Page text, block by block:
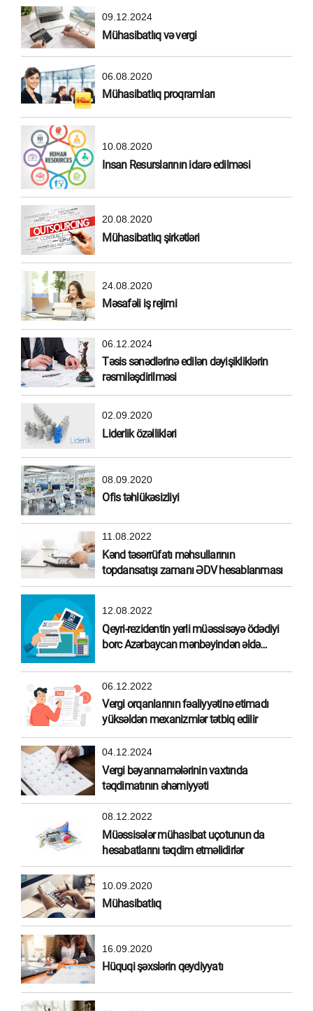
09.12.2024
Mühasibatlıq və vergi
06.08.2020
Mühasibatlıq proqramları
10.08.2020
Insan Resurslarının idarə edilməsi
20.08.2020
Mühasibatlıq şirkətləri
24.08.2020
Məsafəli iş rejimi
06.12.2024
Təsis sənədlərinə edilən dəyişikliklərin
rəsmiləşdirilməsi
02.09.2020
Liderlik özəllikləri
08.09.2020
Ofis təhlükəsizliyi
11.08.2022
Kənd təsərrüfatı məhsullarının
topdansatışı zamanı ƏDV hesablanması
12.08.2022
Qeyri-rezidentin yerli müəssisəyə ödədiyi
borc Azərbaycan mənbəyindən əldə
06.12.2022
Vergi orqanlarının fəaliyyətinə etimadı
yüksəldən mexanizmlər tətbiq edilir
04.12.2024
Vergi bəyannamələrinin vaxtında
təqdimatının əhəmiyyəti
08.12.2022
Müəssisələr mühasibat uçotunun da
hesabatlarını təqdim etməlidirlər
10.09.2020
Mühasibatlıq
16.09.2020
Hüquqi şəxslərin qeydiyyatı